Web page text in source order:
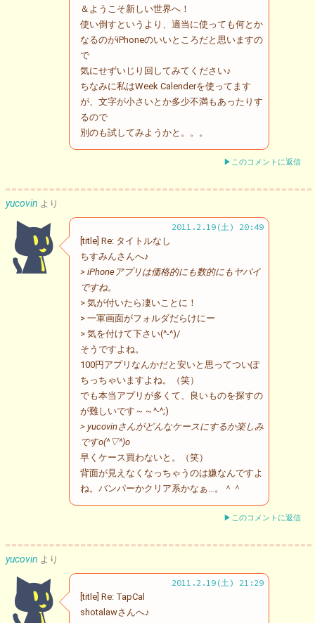
＆ようこそ新しい世界へ！
使い倒すというより、適当に使っても何とか
なるのがiPhoneのいいところだと思いますの
で
気にせずいじり回してみてください♪
ちなみに私はWeek Calenderを使ってます
が、文字が小さいとか多少不満もあったりす
るので
別のも試してみようかと。。。
▶このコメントに返信
yucovin より
2011.2.19(土) 20:49
[title] Re: タイトルなし
ちすみんさんへ♪
> iPhoneアプリは価格的にも数的にもヤバイ
ですね。
> 気が付いたら凄いことに！
> 一軍画面がフォルダだらけにー
> 気を付けて下さい(^-^)/
そうですよね。
100円アプリなんかだと安いと思ってついぽ
ちっちゃいますよね。（笑）
でも本当アプリが多くて、良いものを探すの
が難しいです～～^-^;)
> yucovinさんがどんなケースにするか楽しみ
ですo(^▽^)o
早くケース買わないと。（笑）
背面が見えなくなっちゃうのは嫌なんですよ
ね。バンパーかクリア系かなぁ…。＾＾
▶このコメントに返信
yucovin より
2011.2.19(土) 21:29
[title] Re: TapCal
shotalawさんへ♪